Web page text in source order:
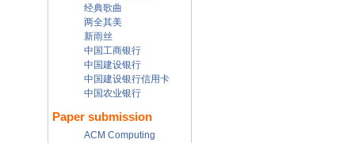
经典歌曲
两全其美
新雨丝
中国工商银行
中国建设银行
中国建设银行信用卡
中国农业银行
Paper submission
ACM Computing